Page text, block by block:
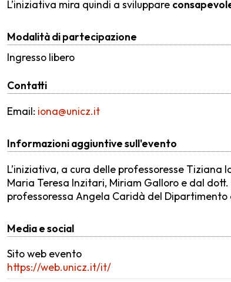
L’iniziativa mira quindi a sviluppare
Modalità di partecipazione
Ingresso libero
Contatti
Email: iona@unicz.it
Informazioni aggiuntive sull'evento
L’iniziativa, a cura delle professoresse Tiziana
Maria Teresa Inzitari, Miriam Galloro e dal
professoressa Angela Caridà del
Media e social
Sito web evento
https://web.unicz.it/it/